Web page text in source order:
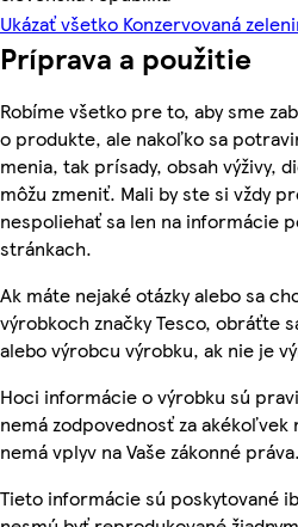
Ukázať všetko Konzervovaná
Príprava a použitie
Robíme všetko pre to, aby sme
o produkte, ale nakoľko sa
menia, tak prísady, obsah výživy,
môžu zmeniť. Mali by ste si vždy
nespoliehať sa len na informácie
stránkach.
Ak máte nejaké otázky alebo sa
výrobkoch značky Tesco, obráťte
alebo výrobcu výrobku, ak nie je
Hoci informácie o výrobku sú
nemá zodpovednosť za
nemá vplyv na Vaše zákonné práva.
Tieto informácie sú poskytované